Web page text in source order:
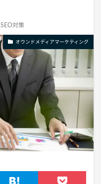
SEO対策
オウンドメディアマーケティング